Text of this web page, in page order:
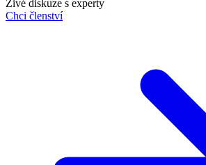
Živé diskuze s experty
Chci členství